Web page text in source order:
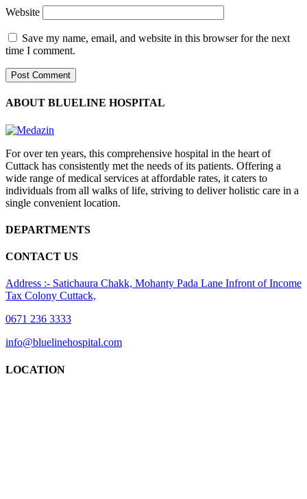
Website
Save my name, email, and website in this browser for the next
time I comment.
ABOUT BLUELINE HOSPITAL
For over ten years, this comprehensive hospital in the heart of
Cuttack has consistently met the needs of its patients. Offering a
wide range of medical services at affordable rates, it caters to
individuals from all walks of life, striving to deliver holistic care in a
single convenient location.
DEPARTMENTS
CONTACT US
Address :- Satichaura Chakk, Mohanty Pada Lane Infront of Income
Tax Colony Cuttack,
0671 236 3333
info@bluelinehospital.com
LOCATION